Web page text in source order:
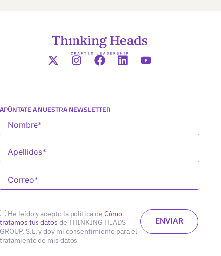
APÚNTATE A NUESTRA NEWSLETTER
He leído y acepto la política de Cómo
tratamos tus datos de THINKING HEADS
GROUP, S.L. y doy mi consentimiento para el
tratamiento de mis datos